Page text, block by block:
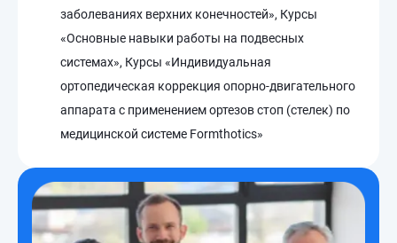
заболеваниях верхних конечностей», Курсы
«Основные навыки работы на подвесных
системах», Курсы «Индивидуальная
ортопедическая коррекция опорно-двигательного
аппарата c применением ортезов стоп (стелек) по
медицинской системе Formthotics»